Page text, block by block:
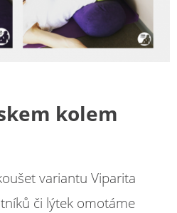
kolem
variantu Viparita
či lýtek omotáme